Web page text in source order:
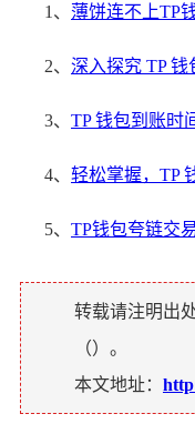
1、 薄饼连不上TP
2、 深入探究 TP 钱
3、 TP 钱包到账时
4、 轻松掌握，TP
5、 TP钱包夸链交
转载请注明出处
（）。
本文地址：